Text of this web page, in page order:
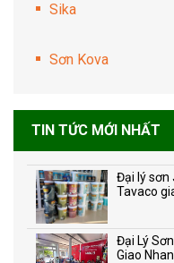
Sika
Sơn Kova
TIN TỨC MỚI NHẤT
Đại lý sơn
Tavaco
Đại Lý
Giao